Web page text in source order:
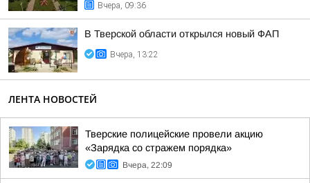
Вчера, 09:36
В Тверской области открылся новый ФАП
Вчера, 13:22
ЛЕНТА НОВОСТЕЙ
Тверские полицейские провели акцию
«Зарядка со стражем порядка»
Вчера, 22:09